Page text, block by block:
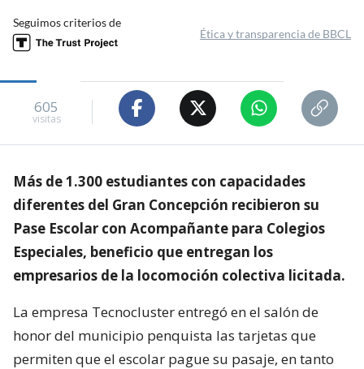
Seguimos criterios de
Ética y transparencia de BBCL
605
visitas
Más de 1.300 estudiantes con capacidades
diferentes del Gran Concepción recibieron su
Pase Escolar con Acompañante para Colegios
Especiales, beneficio que entregan los
empresarios de la locomoción colectiva licitada.
La empresa Tecnocluster entregó en el salón de
honor del municipio penquista las tarjetas que
permiten que el escolar pague su pasaje, en tanto